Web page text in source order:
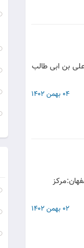
علی بن ابی طالب
04 بهمن 1402
02 بهمن 1402